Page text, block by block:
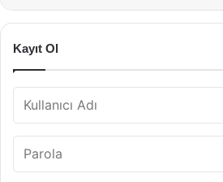
Kayıt Ol